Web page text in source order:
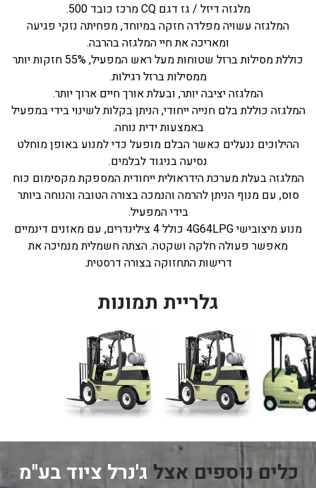
מלגזה דיזל / גז דגם CQ מרכז כובד 500.
המלגזה עשויה מפלדה חזקה במיוחד, מפחיתה נזקי פגיעה
ומאריכה את חיי המלגזה בהרבה.
כוללת מסילות ברזל שטוחות מעל ראש המפעיל, 55% חזקות יותר
ממסילות ברזל רגילות.
המלגזה יציבה יותר, ובעלת אורך חיים ארוך יותר.
המלגזה כוללת בלם חנייה ייחודי, הניתן בקלות לשינוי בידי במפעיל
באמצעות ידית נוחה.
ההילוכים ננעלים כאשר הבלם מופעל כדי למנוע באופן מוחלט
נסיעה בניגוד לבלמים.
המלגזה בעלת מערכת הידראולית ייחודית המספקת מקסימום כוח
סוס, עם מנוף הניתן להרמה והנמכה בצורה הטובה והנוחה ביותר
בידי המפעיל.
מנוע מיצובישי 4G64LPG כולל 4 צילינדרים, עם מאזנים דינמיים
מאפשר פעולה חלקה ושקטה. הצתה חשמלית מנמיכה את
דרישות התחזוקה בצורה דרסטית.
גלריית תמונות
כלים נוספים אצל ג'נרל ציוד בע"מ